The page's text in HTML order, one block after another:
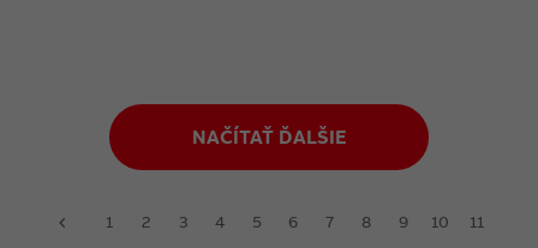
NAČÍTAŤ ĎALŠIE
1 2 3 4 5 6 7 8 9 10
11